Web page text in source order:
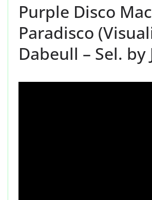
Purple Disco
Paradisco
Dabeull – Sel. by